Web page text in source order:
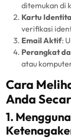
ditemukan di
Kartu
verifikasi
Email Aktif:
Perangkat
atau
Cara
Anda
1.